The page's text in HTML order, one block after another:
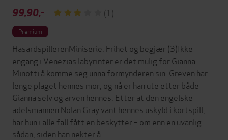
99,90,- (1)
Premium
HasardspillerenMiniserie: Frihet og begjær (3)Ikke
engang i Venezias labyrinter er det mulig for Gianna
Minotti å komme seg unna formynderen sin. Greven har
lenge plaget hennes mor, og nå er han ute etter både
Gianna selv og arven hennes. Etter at den engelske
adelsmannen Nolan Gray vant hennes uskyld i kortspill,
har hun i alle fall fått en beskytter – om enn en uvanlig
sådan, siden han nekter å…